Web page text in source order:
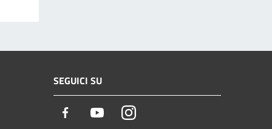
SEGUICI SU
Facebook YoutubeInstagram